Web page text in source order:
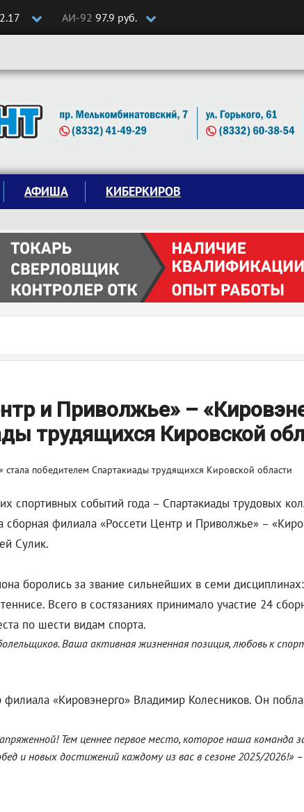
АИ-92 97.9 руб.
АФИША КИБЕРКИРОВ
и Приволжье» –
трудящихся Кировской
спортивных событий года – Спартакиады трудовых
филиала «Россети Центр и Приволжье» –
Сулик.
боролись за звание сильнейших в семи
Всего в состязаниях принимало участие 24
по шести видам спорта.
Ваша активная жизненная позиция, любовь к
«Кировэнерго» Владимир Колесников. Он
Тем ценнее первое место, которое наша
и новых достижений каждому из вас в сезоне 2025/2026!»